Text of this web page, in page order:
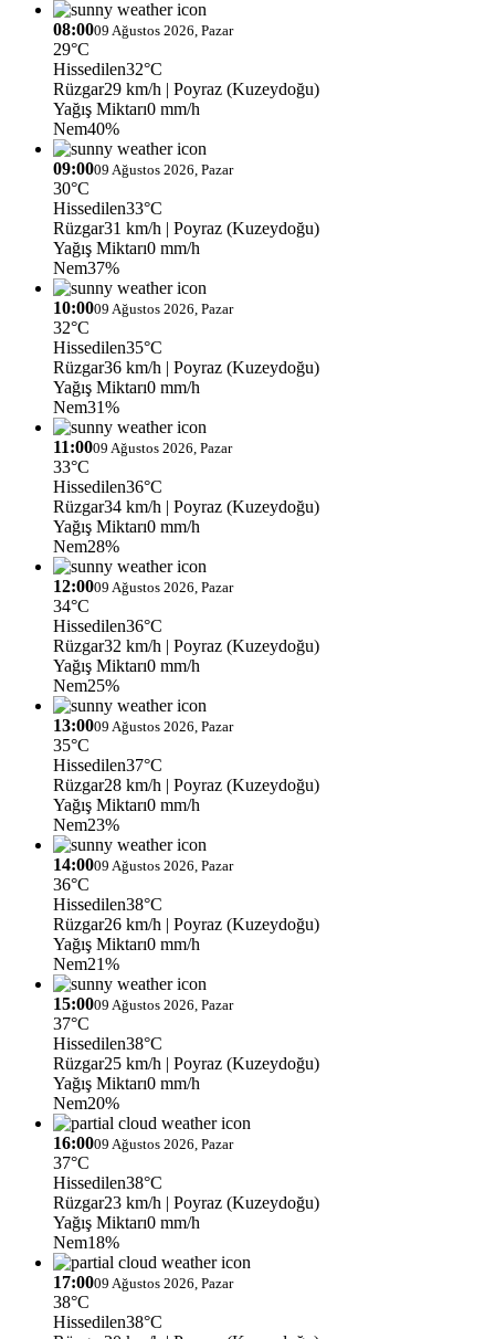
08:0009 Ağustos 2026, Pazar
29°C
Hissedilen32°C
Rüzgar29 km/h | Poyraz (Kuzeydoğu)
Yağış Miktarı0 mm/h
Nem40%
09:0009 Ağustos 2026, Pazar
30°C
Hissedilen33°C
Rüzgar31 km/h | Poyraz (Kuzeydoğu)
Yağış Miktarı0 mm/h
Nem37%
10:0009 Ağustos 2026, Pazar
32°C
Hissedilen35°C
Rüzgar36 km/h | Poyraz (Kuzeydoğu)
Yağış Miktarı0 mm/h
Nem31%
11:0009 Ağustos 2026, Pazar
33°C
Hissedilen36°C
Rüzgar34 km/h | Poyraz (Kuzeydoğu)
Yağış Miktarı0 mm/h
Nem28%
12:0009 Ağustos 2026, Pazar
34°C
Hissedilen36°C
Rüzgar32 km/h | Poyraz (Kuzeydoğu)
Yağış Miktarı0 mm/h
Nem25%
13:0009 Ağustos 2026, Pazar
35°C
Hissedilen37°C
Rüzgar28 km/h | Poyraz (Kuzeydoğu)
Yağış Miktarı0 mm/h
Nem23%
14:0009 Ağustos 2026, Pazar
36°C
Hissedilen38°C
Rüzgar26 km/h | Poyraz (Kuzeydoğu)
Yağış Miktarı0 mm/h
Nem21%
15:0009 Ağustos 2026, Pazar
37°C
Hissedilen38°C
Rüzgar25 km/h | Poyraz (Kuzeydoğu)
Yağış Miktarı0 mm/h
Nem20%
16:0009 Ağustos 2026, Pazar
37°C
Hissedilen38°C
Rüzgar23 km/h | Poyraz (Kuzeydoğu)
Yağış Miktarı0 mm/h
Nem18%
17:0009 Ağustos 2026, Pazar
38°C
Hissedilen38°C